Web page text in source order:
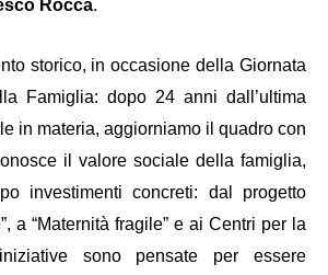
Rocca.
storico, in occasione della Giornata
Famiglia: dopo 24 anni dall’ultima
in materia, aggiorniamo il quadro con
il valore sociale della famiglia,
investimenti concreti: dal progetto
a “Maternità fragile” e ai Centri per la
sono pensate per essere